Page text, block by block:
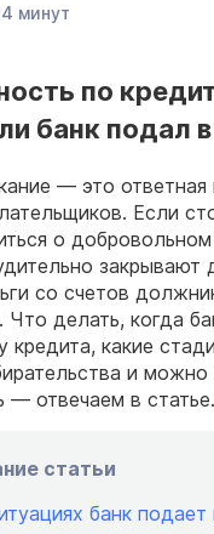
минут
по
банк подал
— это ответная
Если
о
закрывают
со счетов
делать, когда
кредита, какие
и можно
— отвечаем в статье.
статьи
банк подает